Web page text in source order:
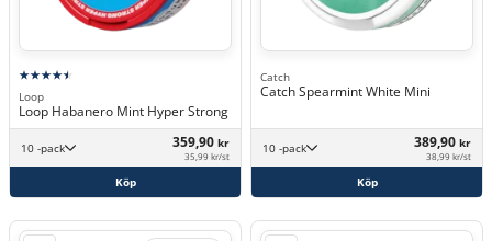
Loop
Loop Habanero Mint Hyper Strong
10 -pack 359,90 kr
35,99 kr/st
Köp
Catch
Catch Spearmint White Mini
10 -pack 389,90 kr
38,99 kr/st
Köp